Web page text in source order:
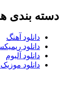
دسته بندی
دانلود آهنگ
دانلود
دانلود آلبوم
دانلود موزیک